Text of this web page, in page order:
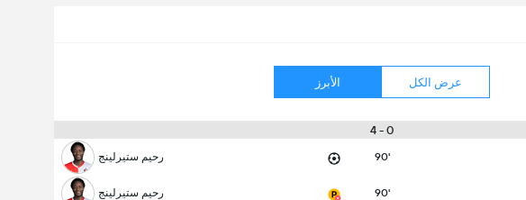
عرض الكل الأبرز
0 - 4
90' رحيم ستيرلينج
90' رحيم ستيرلينج